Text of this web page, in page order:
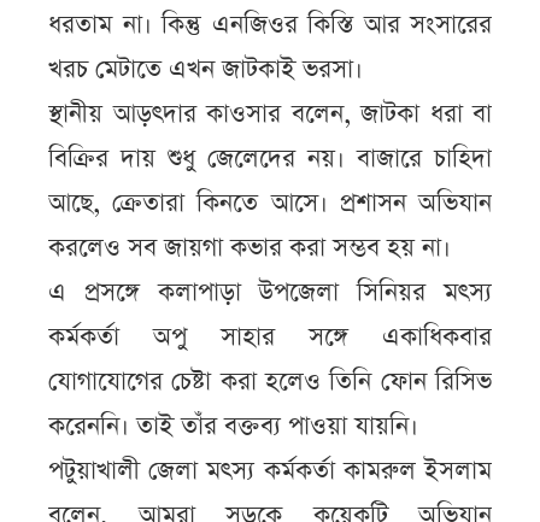
ধরতাম না। কিন্তু এনজিওর কিস্তি আর সংসারের
খরচ মেটাতে এখন জাটকাই ভরসা।
স্থানীয় আড়ৎদার কাওসার বলেন, জাটকা ধরা বা
বিক্রির দায় শুধু জেলেদের নয়। বাজারে চাহিদা
আছে, ক্রেতারা কিনতে আসে। প্রশাসন অভিযান
করলেও সব জায়গা কভার করা সম্ভব হয় না।
এ প্রসঙ্গে কলাপাড়া উপজেলা সিনিয়র মৎস্য
কর্মকর্তা অপু সাহার সঙ্গে একাধিকবার
যোগাযোগের চেষ্টা করা হলেও তিনি ফোন রিসিভ
করেননি। তাই তাঁর বক্তব্য পাওয়া যায়নি।
পটুয়াখালী জেলা মৎস্য কর্মকর্তা কামরুল ইসলাম